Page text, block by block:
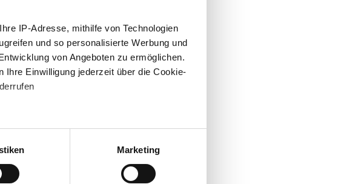
IP-Adresse, mithilfe von Technologien
und so personalisierte Werbung und
von Angeboten zu ermöglichen.
Ihre Einwilligung jederzeit über die Cookie-
Meter genau sein können
identifizieren
legen Sie Ihre Präferenzen imAbschnitt
Marketing